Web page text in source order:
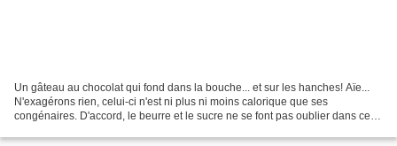
Un gâteau au chocolat qui fond dans la bouche... et sur les hanches! Aïe...
N'exagérons rien, celui-ci n'est ni plus ni moins calorique que ses
congénaires. D'accord, le beurre et le sucre ne se font pas oublier dans cette